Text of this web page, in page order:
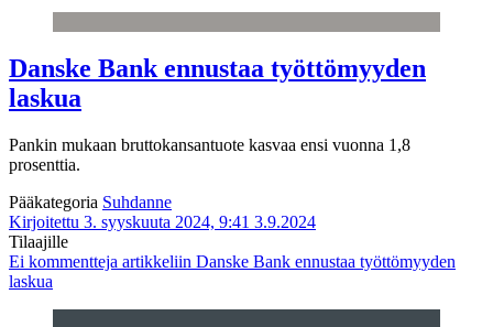
Danske Bank ennustaa työttömyyden
laskua
Pankin mukaan bruttokansantuote kasvaa ensi vuonna 1,8
prosenttia.
Pääkategoria Suhdanne
Kirjoitettu 3. syyskuuta 2024, 9:41 3.9.2024
Tilaajille
Ei kommentteja artikkeliin Danske Bank ennustaa työttömyyden
laskua